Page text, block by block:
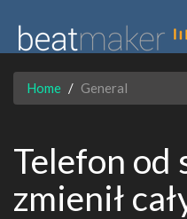
Home General
Telefon od
zmienił